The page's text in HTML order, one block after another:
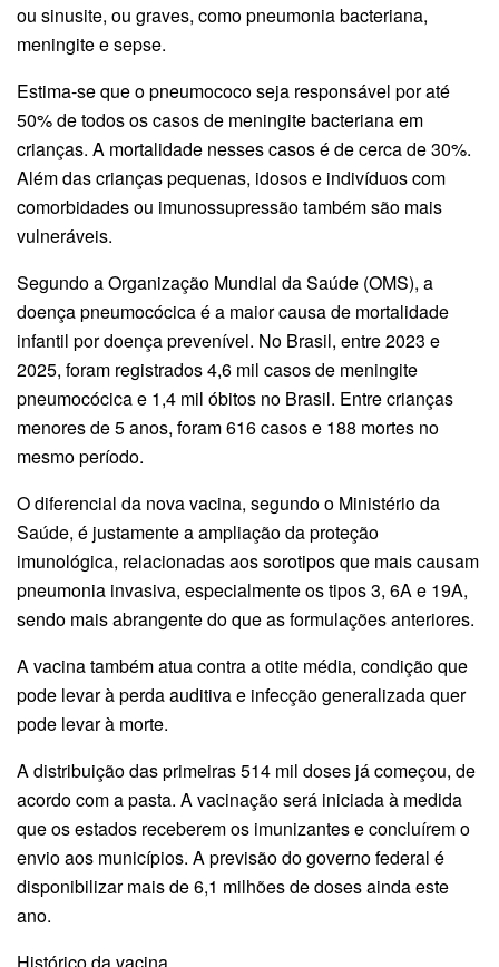
ou sinusite, ou graves, como pneumonia bacteriana,
meningite e sepse.
Estima-se que o pneumococo seja responsável por até
50% de todos os casos de meningite bacteriana em
crianças. A mortalidade nesses casos é de cerca de 30%.
Além das crianças pequenas, idosos e indivíduos com
comorbidades ou imunossupressão também são mais
vulneráveis.
Segundo a Organização Mundial da Saúde (OMS), a
doença pneumocócica é a maior causa de mortalidade
infantil por doença prevenível. No Brasil, entre 2023 e
2025, foram registrados 4,6 mil casos de meningite
pneumocócica e 1,4 mil óbitos no Brasil. Entre crianças
menores de 5 anos, foram 616 casos e 188 mortes no
mesmo período.
O diferencial da nova vacina, segundo o Ministério da
Saúde, é justamente a ampliação da proteção
imunológica, relacionadas aos sorotipos que mais causam
pneumonia invasiva, especialmente os tipos 3, 6A e 19A,
sendo mais abrangente do que as formulações anteriores.
A vacina também atua contra a otite média, condição que
pode levar à perda auditiva e infecção generalizada quer
pode levar à morte.
A distribuição das primeiras 514 mil doses já começou, de
acordo com a pasta. A vacinação será iniciada à medida
que os estados receberem os imunizantes e concluírem o
envio aos municípios. A previsão do governo federal é
disponibilizar mais de 6,1 milhões de doses ainda este
ano.